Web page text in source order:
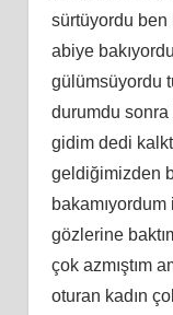
sürtüyordu ben
abiye
gülümsüyordu
durumdu
gidim dedi
geldiğimizden
gözlerine
çok azmıştım
oturan kadın